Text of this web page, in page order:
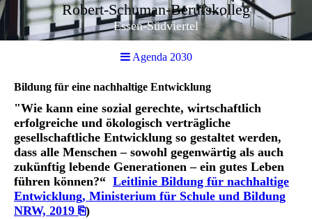
Robert-Schuman-Berufskolleg
Essen-Südviertel
Agenda 2030
Bildung für eine nachhaltige Entwicklung
"Wie kann eine sozial gerechte, wirtschaftlich
erfolgreiche und ökologisch verträgliche
gesellschaftliche Entwicklung so gestaltet werden,
dass alle Menschen – sowohl gegenwärtig als auch
zukünftig lebende Generationen – ein gutes Leben
führen können?“ Leitlinie Bildung für nachhaltige
Entwicklung, Ministerium für Schule und Bildung
NRW, 2019 ⎘)